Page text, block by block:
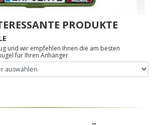
PRODUKTE
und wir empfehlen Ihnen die am besten
für Ihren Anhänger